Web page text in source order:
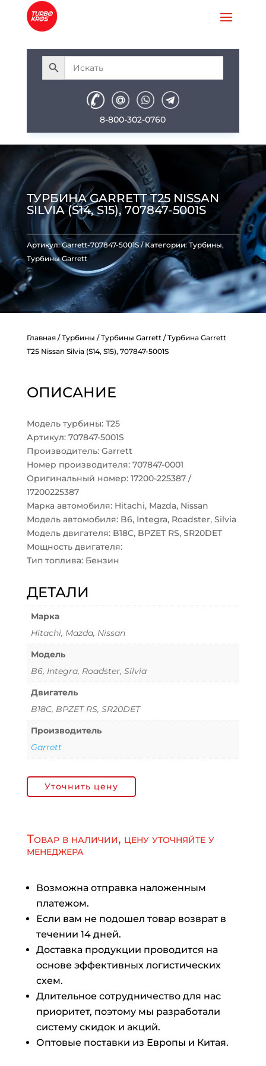
8-800-302-0760
ТУРБИНА GARRETT T25 NISSAN
SILVIA (S14, S15), 707847-5001S
Артикул:Garrett-707847-5001S Категории:Турбины,
Турбины Garrett
Главная/Турбины /Турбины Garrett/ Турбина Garrett
T25 Nissan Silvia (S14, S15), 707847-5001S
ОПИСАНИЕ
Модель турбины: T25
Артикул: 707847-5001S
Производитель: Garrett
Номер производителя: 707847-0001
Оригинальный номер: 17200-225387 /
17200225387
Марка автомобиля: Hitachi, Mazda, Nissan
Модель автомобиля: B6, Integra, Roadster, Silvia
Модель двигателя: B18C, BPZET RS, SR20DET
Мощность двигателя:
Тип топлива: Бензин
ДЕТАЛИ
Марка
Hitachi, Mazda, Nissan
Модель
B6, Integra, Roadster, Silvia
Двигатель
B18C, BPZET RS, SR20DET
Производитель
Garrett
Уточнить цену
Товар в наличии, цену уточняйте у
менеджера
Возможна отправка наложенным
платежом.
Если вам не подошел товар возврат в
течении 14 дней.
Доставка продукции проводится на
основе эффективных логистических
схем.
Длительное сотрудничество для нас
приоритет, поэтому мы разработали
систему скидок и акций.
Оптовые поставки из Европы и Китая.